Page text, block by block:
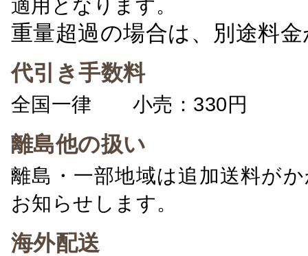
適用となります。
重量超過の場合は、別途料
代引き手数料
全国一律 小売：330円 卸
離島他の扱い
離島・一部地域は追加送料が
お知らせします。
海外配送